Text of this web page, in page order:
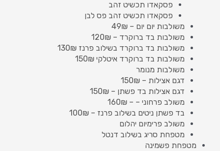
פסקאדו תכשיט זהב
פסקאדו תכשיט זהב פס לבן
משולבות יום יום – 49₪
משולבות בד ברוקרד – 120₪
משולבות בד ברוקרד בשילוב פרנז 130₪
משולבות בד ברוקרד איטלקי 150₪
משולבות מנומר
דגם אצילות – 150₪
דגם אצילות בד פשתן – 150₪
משולב פרחוני – – 160₪
בד פשתן ניטים בשילוב פרנז – 100₪
משולב פרימיום יהלום
מטפחת סריג בשילוב דנטל
מטפחת פשמינה